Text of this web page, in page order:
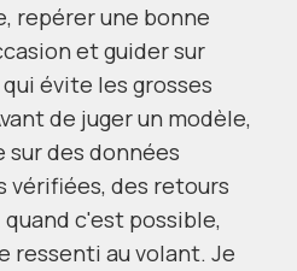
repérer une bonne
et guider sur
évite les grosses
de juger un modèle,
sur des données
vérifiées, des retours
c'est possible,
ressenti au volant. Je